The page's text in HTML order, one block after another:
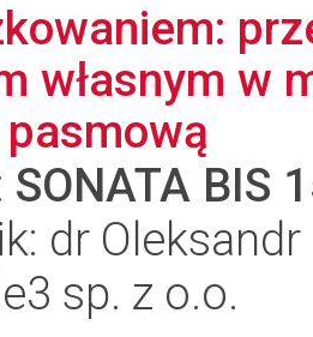
własnym w
SONATA BIS
dr
sp. z o.o.